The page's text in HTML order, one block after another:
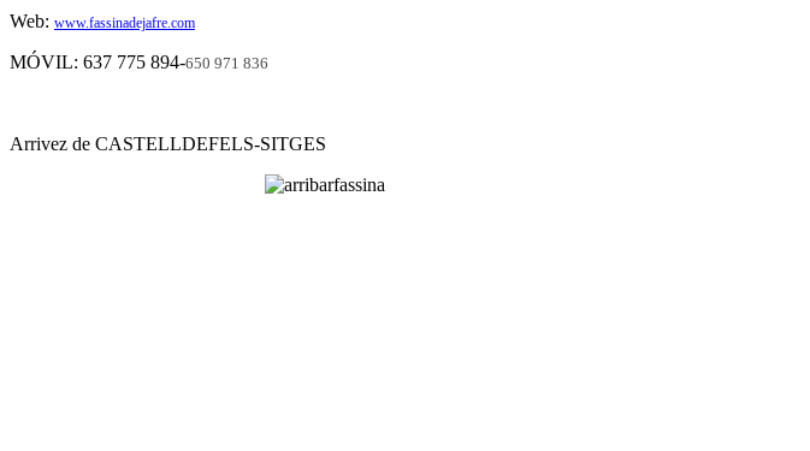
Web: www.fassinadejafre.com
MÓVIL: 637 775 894-650 971 836
Arrivez de CASTELLDEFELS-SITGES